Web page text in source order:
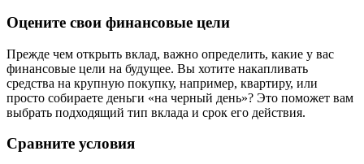
Оцените свои финансовые цели
Прежде чем открыть вклад, важно определить, какие у вас
финансовые цели на будущее. Вы хотите накапливать
средства на крупную покупку, например, квартиру, или
просто собираете деньги «на черный день»? Это поможет вам
выбрать подходящий тип вклада и срок его действия.
Сравните условия